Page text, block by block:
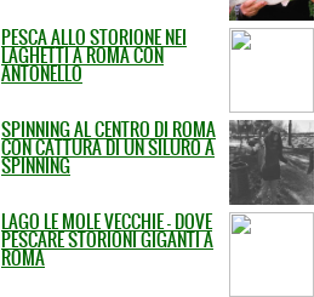
PESCA ALLO STORIONE NEI
LAGHETTI A ROMA CON
ANTONELLO
SPINNING AL CENTRO DI ROMA
CON CATTURA DI UN SILURO A
SPINNING
LAGO LE MOLE VECCHIE - DOVE
PESCARE STORIONI GIGANTI A
ROMA